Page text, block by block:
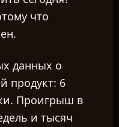
что
данных о
продукт: 6
Проигрыш в
и тысяч